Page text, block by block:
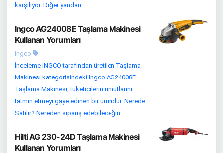
karşılıyor. Diğer yandan...
Ingco AG24008E Taşlama Makinesi
Kullanan Yorumları
ingco
İnceleme INGCO tarafından üretilen Taşlama
Makinesi kategorisindeki Ingco AG24008E
Taşlama Makinesi, tüketicilerin umutlarını
tatmin etmeyi gaye edinen bir üründür. Nerede
Satılır? Nereden sipariş edebileceğin...
Hilti AG 230-24D Taşlama Makinesi
Kullanan Yorumları